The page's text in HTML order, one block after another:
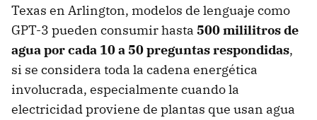
Texas en Arlington, modelos de lenguaje como
GPT-3 pueden consumir hasta 500 mililitros de
agua por cada 10 a 50 preguntas respondidas,
si se considera toda la cadena energética
involucrada, especialmente cuando la
electricidad proviene de plantas que usan agua